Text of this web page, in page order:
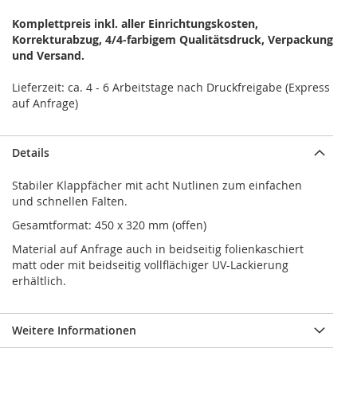
Komplettpreis inkl. aller Einrichtungskosten,
Korrekturabzug, 4/4-farbigem Qualitätsdruck, Verpackung
und Versand.
Lieferzeit: ca. 4 - 6 Arbeitstage nach Druckfreigabe (Express
auf Anfrage)
Details
Stabiler Klappfächer mit acht Nutlinen zum einfachen
und schnellen Falten.
Gesamtformat: 450 x 320 mm (offen)
Material auf Anfrage auch in beidseitig folienkaschiert
matt oder mit beidseitig vollflächiger UV-Lackierung
erhältlich.
Weitere Informationen